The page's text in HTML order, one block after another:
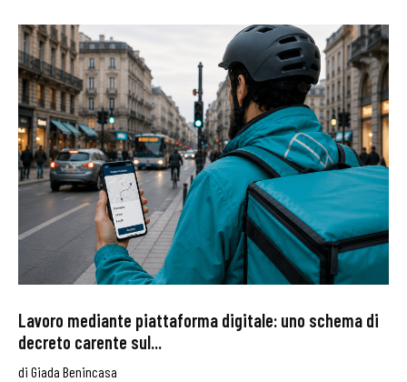
Lavoro mediante piattaforma digitale: uno schema di
decreto carente sul...
di Giada Benincasa